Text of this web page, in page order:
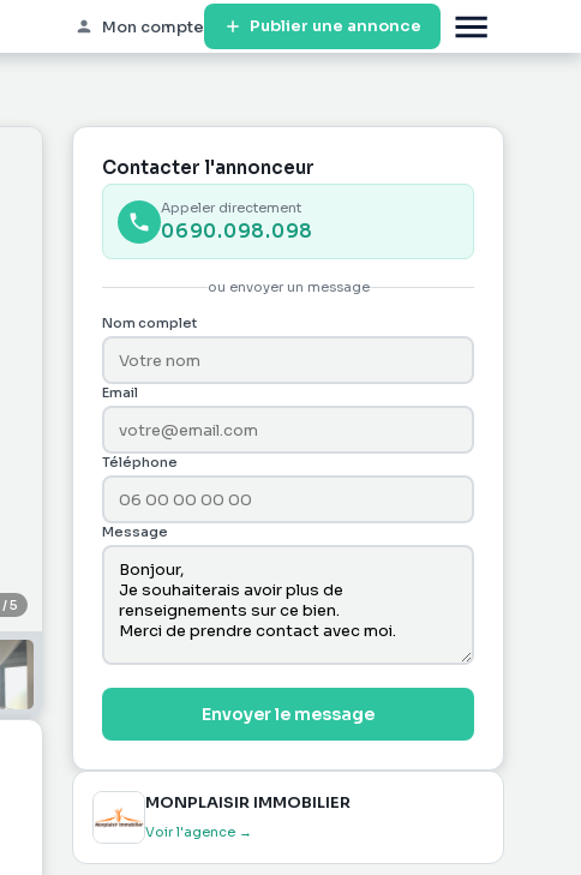
Mon compte Publier une annonce
/5
Contacter l'annonceur
Appeler directement
0690.098.098
ou envoyer un message
Nom complet
Email
Téléphone
Message
Envoyer le message
MONPLAISIR IMMOBILIER
Voir l'agence →